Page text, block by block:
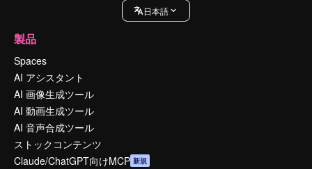
日本語
製品
Spaces
AI アシスタント
AI 画像生成ツール
AI 動画生成ツール
AI 音声合成ツール
ストックコンテンツ
Claude/ChatGPT向けMCP 新規